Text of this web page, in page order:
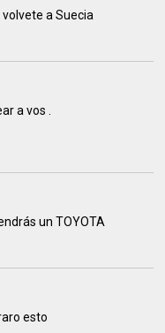
a Suecia
a vos .
un TOYOTA
esto